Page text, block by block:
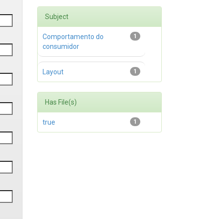
Subject
1
Comportamento do
consumidor
1
Layout
Has File(s)
1
true